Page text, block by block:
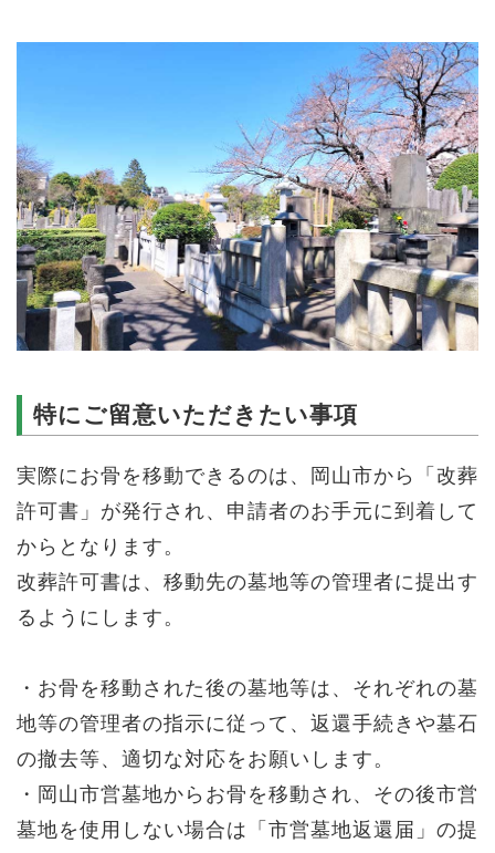
特にご留意いただきたい事項
実際にお骨を移動できるのは、岡山市から「改葬
許可書」が発行され、申請者のお手元に到着して
からとなります。
改葬許可書は、移動先の墓地等の管理者に提出す
るようにします。
・お骨を移動された後の墓地等は、それぞれの墓
地等の管理者の指示に従って、返還手続きや墓石
の撤去等、適切な対応をお願いします。
・岡山市営墓地からお骨を移動され、その後市営
墓地を使用しない場合は「市営墓地返還届」の提